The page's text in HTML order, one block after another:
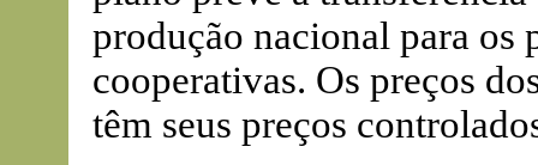
produção nacional para os
cooperativas. Os preços
têm seus preços